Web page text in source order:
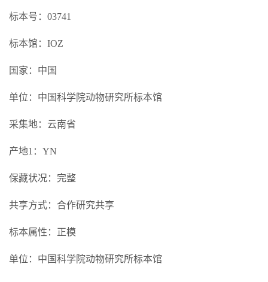
标本号：03741
标本馆：IOZ
国家：中国
单位：中国科学院动物研究所标本馆
采集地：云南省
产地1：YN
保藏状况：完整
共享方式：合作研究共享
标本属性：正模
单位：中国科学院动物研究所标本馆